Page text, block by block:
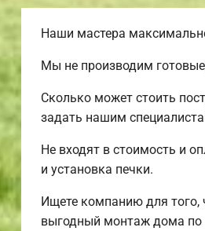
Наши мастера
Мы не производим
Сколько может стоить
задать нашим
Не входят в стоимость и
и установка печки.
Ищете компанию для того,
выгодный монтаж дома по